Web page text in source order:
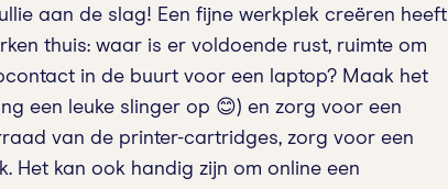
aan de slag! Een fijne werkplek creëren heeft
thuis: waar is er voldoende rust, ruimte om
in de buurt voor een laptop? Maak het
een leuke slinger op 😊) en zorg voor een
van de printer-cartridges, zorg voor een
Het kan ook handig zijn om online een